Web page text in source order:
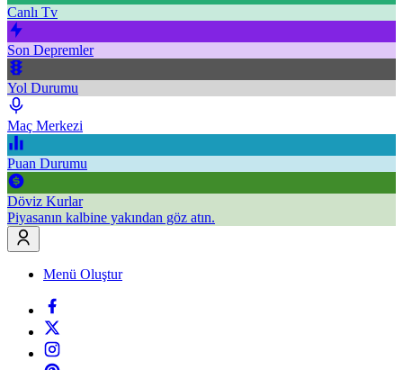
Canlı Tv
Son Depremler
Yol Durumu
Maç Merkezi
Puan Durumu
Döviz Kurlar
Piyasanın kalbine yakından göz atın.
Menü Oluştur